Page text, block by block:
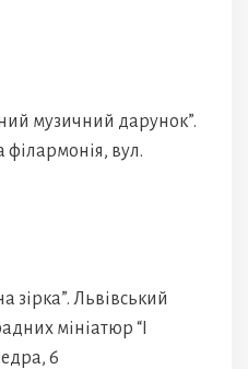
музичний дарунок”.
вул.
зірка”. Львівський
мініатюр “І
6